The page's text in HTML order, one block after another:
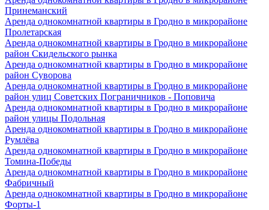
Принеманский
Аренда однокомнатной квартиры в Гродно в микрорайоне
Пролетарская
Аренда однокомнатной квартиры в Гродно в микрорайоне
район Скидельского рынка
Аренда однокомнатной квартиры в Гродно в микрорайоне
район Суворова
Аренда однокомнатной квартиры в Гродно в микрорайоне
район улиц Советских Пограничников - Поповича
Аренда однокомнатной квартиры в Гродно в микрорайоне
район улицы Подольная
Аренда однокомнатной квартиры в Гродно в микрорайоне
Румлёва
Аренда однокомнатной квартиры в Гродно в микрорайоне
Томина-Победы
Аренда однокомнатной квартиры в Гродно в микрорайоне
Фабричный
Аренда однокомнатной квартиры в Гродно в микрорайоне
Форты-1